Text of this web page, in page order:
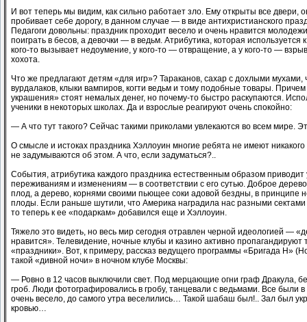
И вот теперь мы видим, как сильно работает зло. Ему открыты все двери,
пробивает себе дорогу, в данном случае — в виде антихристианского
Педагоги довольны: праздник проходит весело и очень нравится
поиграть в бесов, а девочки — в ведьм. Атрибутика, которая используется
кого-то вызывает недоумение, у кого-то — отвращение, а у кого-то —
хохота.
Что же предлагают детям «для игр»? Тараканов, сахар с дохлыми мухами,
вурдалаков, клыки вампиров, когти ведьм и тому подобные товары.
украшения» стоят немалых денег, но почему-то быстро раскупаются.
ученики в некоторых школах. Да и взрослые реагируют очень спокойно:
— А что тут такого? Сейчас такими приколами увлекаются во всем мире.
О смысле и истоках праздника Хэллоуин многие ребята не имеют
не задумываются об этом. А что, если задуматься?..
События, атрибутика каждого праздника естественным образом приводит
переживаниям и изменениям — в соответствии с его сутью. Доброе
плод, а дерево, корнями своими пьющее соки адовой бездны, в принципе
плоды. Если раньше шутили, что Америка наградила нас разными сектами
то теперь к ее «подаркам» добавился еще и Хэллоуин.
Тяжело это видеть, но весь мир сегодня отравлен черной идеологией —
нравится». Телевидение, ночные клубы и казино активно пропагандируют
«праздники». Вот, к примеру, рассказ ведущего программы «Бригада Н»
такой «дивной ночи» в ночном клубе Москвы:
— Ровно в 12 часов выключили свет. Под мерцающие огни граф Дракула,
гроб. Люди фотографировались в гробу, танцевали с ведьмами. Все были
очень весело, до самого утра веселились… Такой шабаш был!.. Зал был
кровью…